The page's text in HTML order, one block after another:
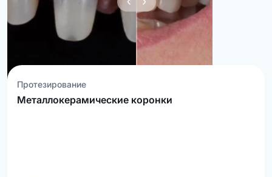
Протезирование
Металлокерамические коронки